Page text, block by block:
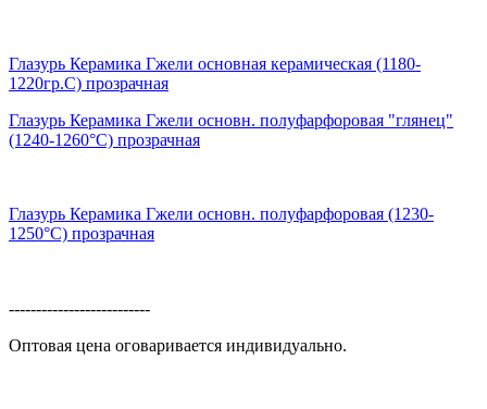
Глазурь Керамика Гжели основная керамическая (1180-
1220гр.С) прозрачная
Глазурь Керамика Гжели основн. полуфарфоровая "глянец"
(1240-1260°С) прозрачная
Глазурь Керамика Гжели основн. полуфарфоровая (1230-
1250°С) прозрачная
--------------------------
Оптовая цена оговаривается индивидуально.